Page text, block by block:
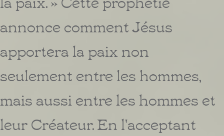
annonce comment Jésus
apportera la paix non
seulement entre les hommes,
mais aussi entre les hommes et
leur Créateur. En l'acceptant